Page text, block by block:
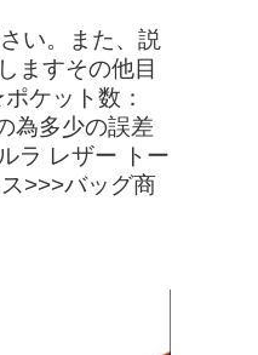
い。また、説
ますその他目
ケット数：
多少の誤差
ラ レザー トー
>>>バッグ商